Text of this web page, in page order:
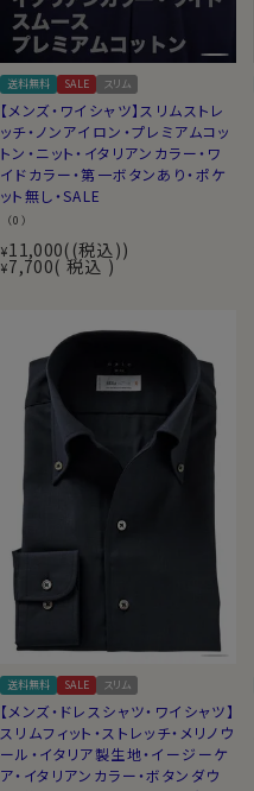
送料無料 SALE スリム
【メンズ・ワイシャツ】スリムストレ
ッチ・ノンアイロン・プレミアムコッ
トン・ニット・イタリアンカラー・ワ
イドカラー・第一ボタンあり・ポケ
ット無し・SALE
（0）
¥11,000 (税込)
¥7,700 税込
送料無料 SALE スリム
【メンズ・ドレスシャツ・ワイシャツ】
スリムフィット・ストレッチ・メリノウ
ール・イタリア製生地・イージーケ
ア・イタリアンカラー・ボタンダウ